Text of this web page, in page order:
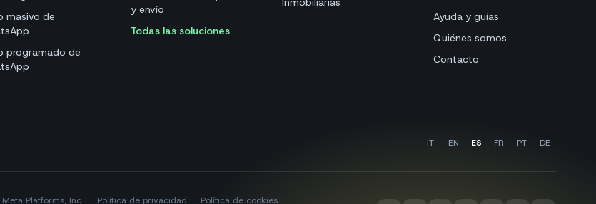
masivo de
programado de
y envío
Todas las soluciones
Ayuda y guías
Quiénes somos
Contacto
IT EN ES FR PT DE
Platforms, Inc. · Política de privacidad · Política de cookies ·